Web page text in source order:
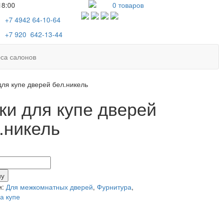
+7 494264-10-64
+7920 642-13-44
0 товаров
салонов
купе дверей бел.никель
для купе дверей
Для межкомнатных дверей,Фурнитура,
купе